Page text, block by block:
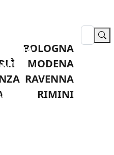
BOLOGNA
MODENA
RAVENNA
RIMINI